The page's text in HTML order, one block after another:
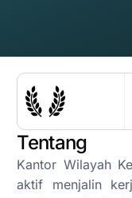
Tentang
Kantor Wilayah
aktif menjalin